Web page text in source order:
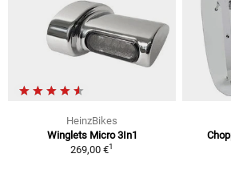
HeinzBikes
Winglets Micro 3In1
269,00 €1